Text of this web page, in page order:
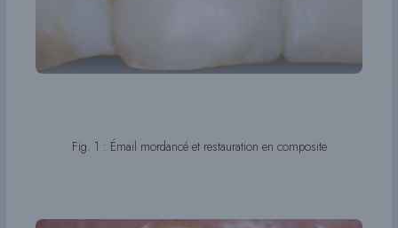
Fig. 1 : Émail mordancé et restauration en composite